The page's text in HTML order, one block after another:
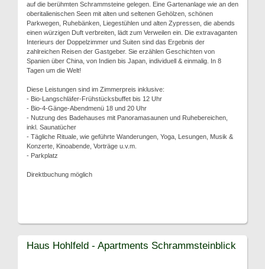
auf die berühmten Schrammsteine gelegen. Eine Gartenanlage wie an den
oberitalienischen Seen mit alten und seltenen Gehölzen, schönen
Parkwegen, Ruhebänken, Liegestühlen und alten Zypressen, die abends
einen würzigen Duft verbreiten, lädt zum Verweilen ein. Die extravaganten
Interieurs der Doppelzimmer und Suiten sind das Ergebnis der
zahlreichen Reisen der Gastgeber. Sie erzählen Geschichten von
Spanien über China, von Indien bis Japan, individuell & einmalig. In 8
Tagen um die Welt!
Diese Leistungen sind im Zimmerpreis inklusive:
- Bio-Langschläfer-Frühstücksbuffet bis 12 Uhr
- Bio-4-Gänge-Abendmenü 18 und 20 Uhr
- Nutzung des Badehauses mit Panoramasaunen und Ruhebereichen,
inkl. Saunatücher
- Tägliche Rituale, wie geführte Wanderungen, Yoga, Lesungen, Musik &
Konzerte, Kinoabende, Vorträge u.v.m.
- Parkplatz
Direktbuchung möglich
Haus Hohlfeld - Apartments Schrammsteinblick